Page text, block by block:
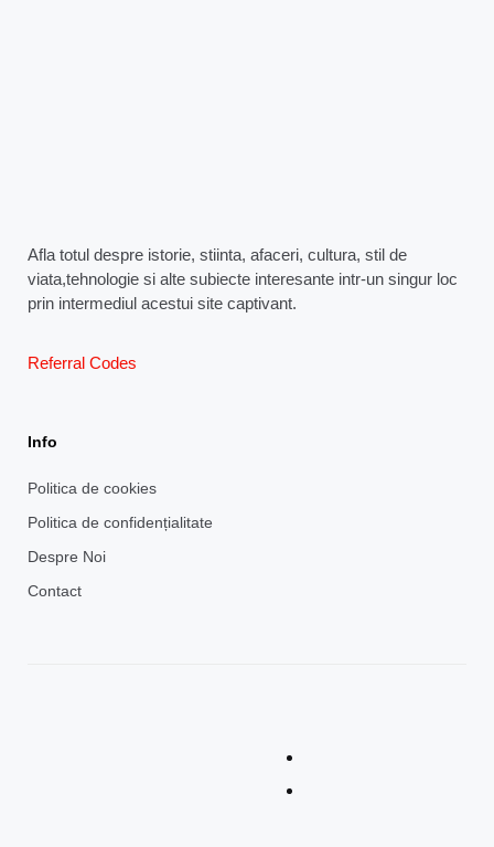
Afla totul despre istorie, stiinta, afaceri, cultura, stil de
viata,tehnologie si alte subiecte interesante intr-un singur loc
prin intermediul acestui site captivant.
Referral Codes
Info
Politica de cookies
Politica de confidențialitate
Despre Noi
Contact